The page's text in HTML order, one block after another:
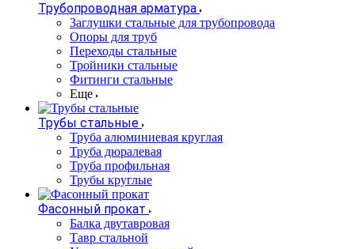
Трубопроводная арматура
Заглушки стальные для трубопровода
Опоры для труб
Переходы стальные
Тройники стальные
Фитинги стальные
Еще
Трубы стальные
Труба алюминиевая круглая
Труба дюралевая
Труба профильная
Трубы круглые
Фасонный прокат
Балка двутавровая
Тавр стальной